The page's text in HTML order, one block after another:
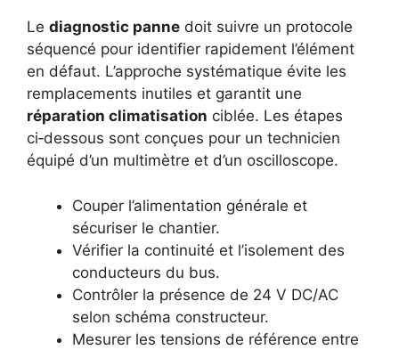
Le diagnostic panne doit suivre un protocole
séquencé pour identifier rapidement l’élément
en défaut. L’approche systématique évite les
remplacements inutiles et garantit une
réparation climatisation ciblée. Les étapes
ci‑dessous sont conçues pour un technicien
équipé d’un multimètre et d’un oscilloscope.
Couper l’alimentation générale et
sécuriser le chantier.
Vérifier la continuité et l’isolement des
conducteurs du bus.
Contrôler la présence de 24 V DC/AC
selon schéma constructeur.
Mesurer les tensions de référence entre